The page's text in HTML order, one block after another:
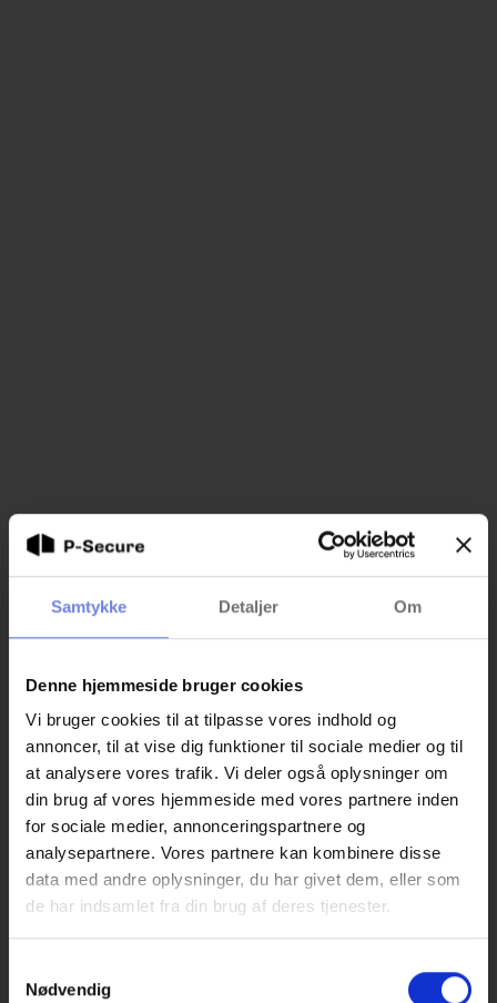
Samtykke Detaljer Om
Denne hjemmeside bruger cookies
Vi bruger cookies til at tilpasse vores indhold og
annoncer, til at vise dig funktioner til sociale medier og til
at analysere vores trafik. Vi deler også oplysninger om
din brug af vores hjemmeside med vores partnere inden
for sociale medier, annonceringspartnere og
analysepartnere. Vores partnere kan kombinere disse
data med andre oplysninger, du har givet dem, eller som
de har indsamlet fra din brug af deres tjenester.
Nødvendig